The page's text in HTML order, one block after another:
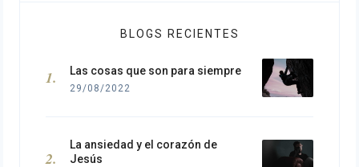
BLOGS RECIENTES
Las cosas que son para siempre
29/08/2022
La ansiedad y el corazón de
Jesús